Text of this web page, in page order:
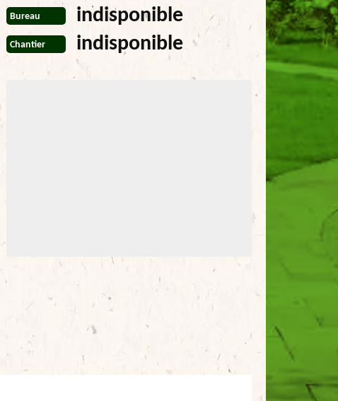
Bureau indisponible
Chantier indisponible